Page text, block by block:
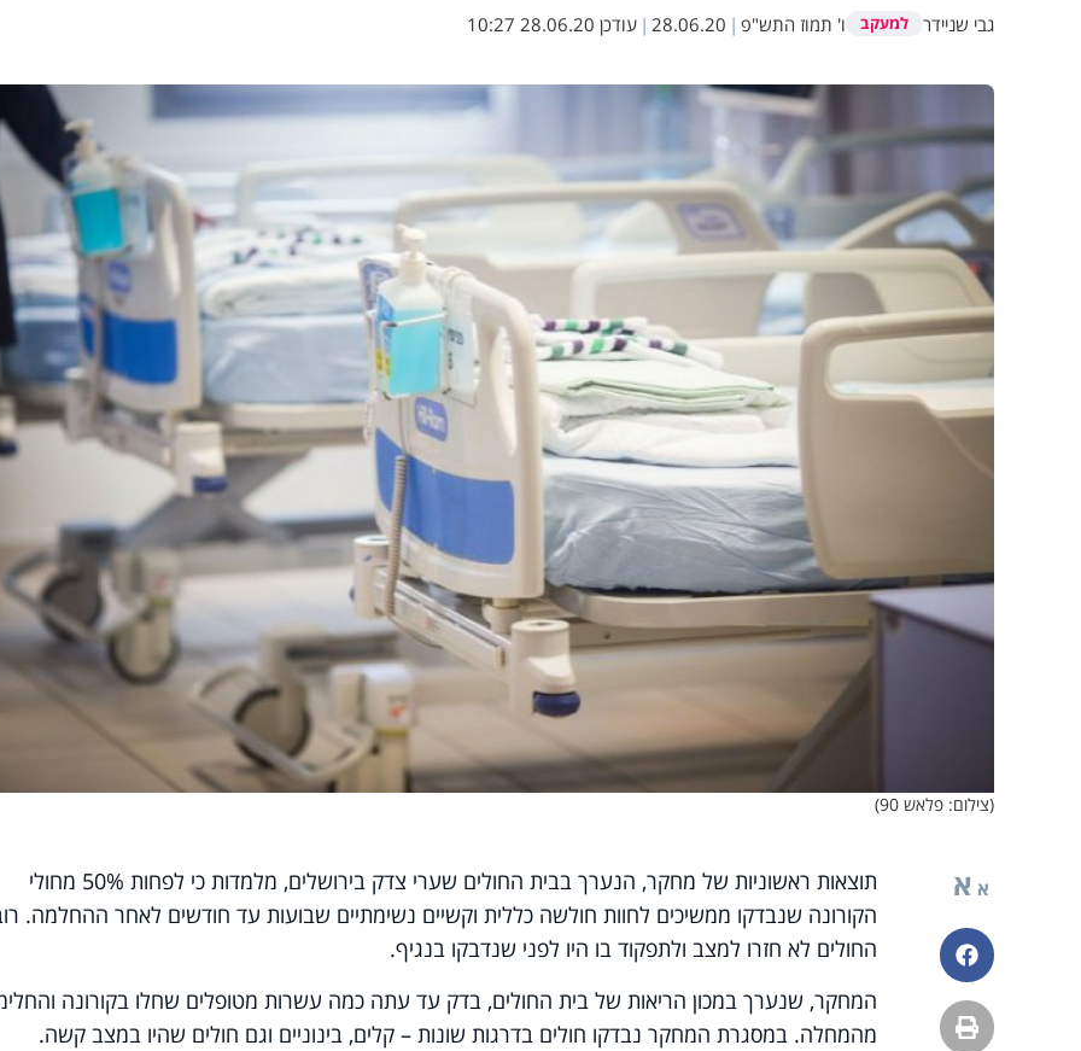
גבי שניידר למעקב ו' תמוז התש"פ |
28.06.20
| עודכן 28.06.20 10:27
(צילום: פלאש 90)
א א
פייסבוק
הדפסה
תוצאות ראשוניות של מחקר, הנערך בבית החולים שערי צדק בירושלים, מלמדות כי לפחות 50% מחולי
הקורונה שנבדקו ממשיכים לחוות חולשה כללית וקשיים נשימתיים שבועות עד חודשים לאחר ההחלמה.
החולים לא חזרו למצב ולתפקוד בו היו לפני שנדבקו בנגיף.
המחקר, שנערך במכון הריאות של בית החולים, בדק עד עתה כמה עשרות מטופלים שחלו בקורונה
מהמחלה. במסגרת המחקר נבדקו חולים בדרגות שונות – קלים, בינוניים וגם חולים שהיו במצב קשה.